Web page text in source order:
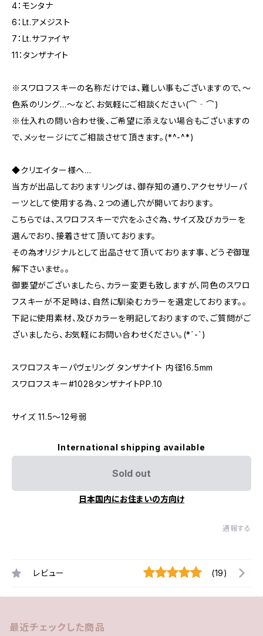
4：モンタナ
6：Lt.アメジスト
7：Lt.サファイヤ
11：タンザナイト
※スワロフスキーの名称だけでは、難しい事もございますので、～
色系のリング…～など、お気軽にご相談ください(⌒‐⌒)
※仕入れの問い合わせ後、ご希望に添えない場合もございますの
で、メッセージにてご相談させて頂きます。(*^-^*)
◆クリエイター様へ…
当方が出品しておりますリングは、御存知の通り、アクセサリーパ
ーツとして使用する為、２つの通し穴が開いております。
こちらでは、スワロフスキーで穴をふさぐ為、サイズ及びカラーを
選んでおり、接着させて頂いております。
その為オリジナルとして出品させて頂いております事、どうぞ御理
解下さいませ。。
御要望がございましたら、カラー変更も致しますが、同色のスワロ
フスキーが不足時は、自然に馴染むカラーを選定しております。。
下記に使用素材、及びカラーを明記しておりますので、ご質問がご
ざいましたら、お気軽にお問い合わせください。(*´-`)
スワロフスキーパヴェリング タンザナイト 内径16.5mm
スワロフスキー#1028タンザナイトPP.10
サイズ 11.5～12号弱
International shipping available
Sold out
日本国内にお住まいの方向け
通報する
レビュー (19)
最近チェックした商品